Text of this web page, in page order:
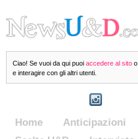
Ciao! Se vuoi da qui puoi accedere al sito o
e interagire con gli altri utenti.
Home Anticipazioni